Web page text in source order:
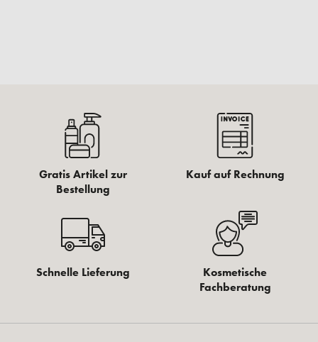
Gratis Artikel zur
Bestellung
Kauf auf Rechnung
Schnelle Lieferung
Kosmetische
Fachberatung